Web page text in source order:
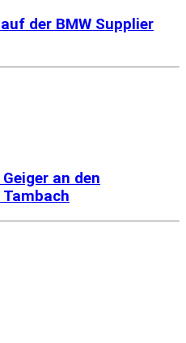
der BMW Supplier
an den